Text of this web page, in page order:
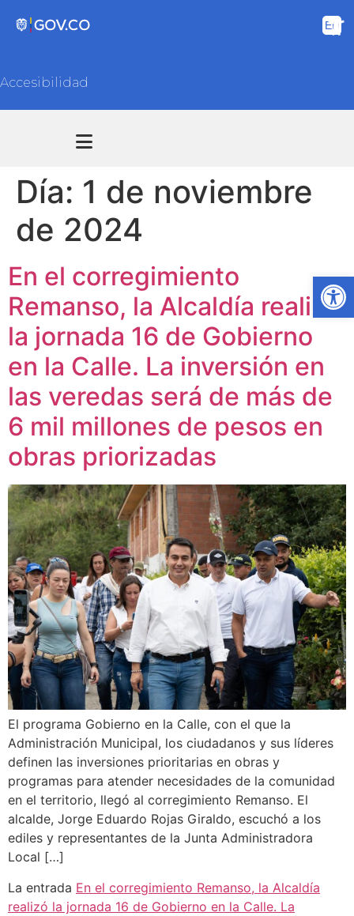
Accesibilidad
Día: 1 de noviembre
de 2024
En el corregimiento
Remanso, la Alcaldía realizó
la jornada 16 de Gobierno
en la Calle. La inversión en
las veredas será de más de
6 mil millones de pesos en
obras priorizadas
El programa Gobierno en la Calle, con el que la
Administración Municipal, los ciudadanos y sus líderes
definen las inversiones prioritarias en obras y
programas para atender necesidades de la comunidad
en el territorio, llegó al corregimiento Remanso. El
alcalde, Jorge Eduardo Rojas Giraldo, escuchó a los
ediles y representantes de la Junta Administradora
Local […]
La entrada En el corregimiento Remanso, la Alcaldía
realizó la jornada 16 de Gobierno en la Calle. La